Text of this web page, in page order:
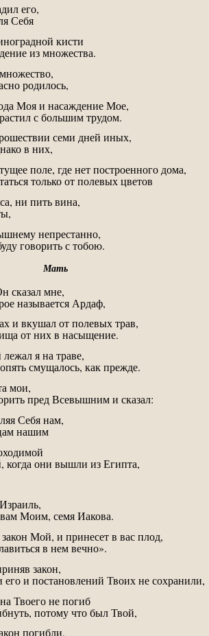
его,
Себя
кисти
из множества.
родилось,
Моя и насаждение Мое,
с большим трудом.
семи дней иных,
в них,
поле, где нет построенного дома,
только от полевых цветов
ни пить вина,
непрестанно,
говорить с тобою.
Мать
сказал мне,
называется Ардаф,
и вкушал от полевых трав,
от них в насыщение.
я на траве,
смущалось, как прежде.
мои,
пред Всевышним и сказал:
Себя нам,
нашим
когда они вышли из Египта,
Моим, семя Иакова.
Мой, и принесет в вас плод,
в нем вечно».
закон,
и постановлений Твоих не сохранили,
Твоего не погиб
потому что был Твой,
погибли,